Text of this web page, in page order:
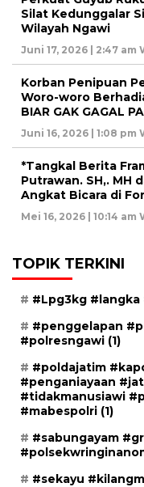
Silat Kedunggalar
Wilayah Ngawi
Juni 17, 2026 | 2:47 am
Korban Penipuan
Woro-woro
BIAR GAK GAGAL
Juni 16, 2026 | 1:08 pm
*Tangkal Berita
Putrawan. SH,. MH
Angkat Bicara di
Mei 16, 2026 | 10:14 am
TOPIK TERKINI
#Lpg3kg
#penggelapan
#polresngawi (1)
#poldajatim
#penganiayaan
#tidakmanusiawi
#mabespolri (1)
#sabungayam
#sekayu